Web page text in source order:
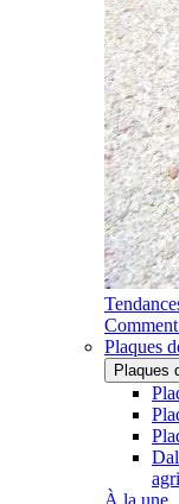
Plaques
Plaques
À la une